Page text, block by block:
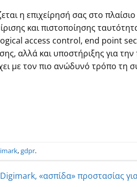
η επιχείρησή σας στο
και πιστοποίησης
access control, end point
αλλά και υποστήριξης για
με τον πιο ανώδυνό τρόπο
,gdpr.
«ασπίδα» προστασίας